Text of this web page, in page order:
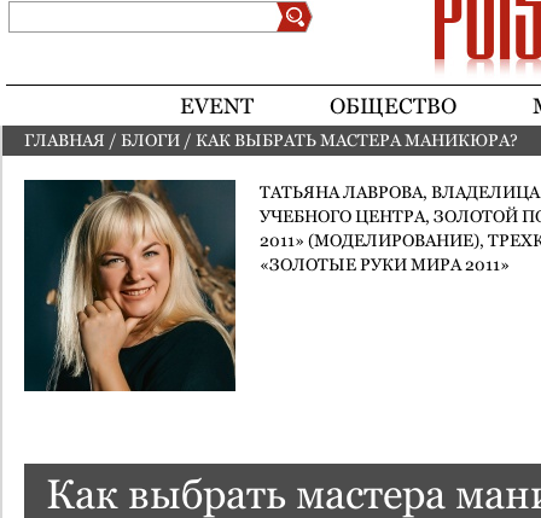
EVENT ОБЩЕСТВО
ВЫ ЗДЕСЬ
ГЛАВНАЯ / БЛОГИ / КАК ВЫБРАТЬ МАСТЕРА МАНИКЮРА?
ТАТЬЯНА ЛАВРОВА,
УЧЕБНОГО ЦЕНТРА, ЗОЛОТОЙ
2011» (МОДЕЛИРОВАНИЕ),
«ЗОЛОТЫЕ РУКИ МИРА 2011»
Как выбрать мастера